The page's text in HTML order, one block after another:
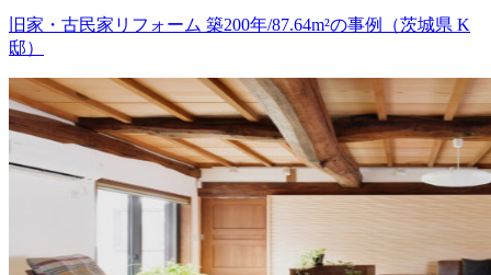
旧家・古民家リフォーム 築200年/87.64m²の事例（茨城県 K
邸）